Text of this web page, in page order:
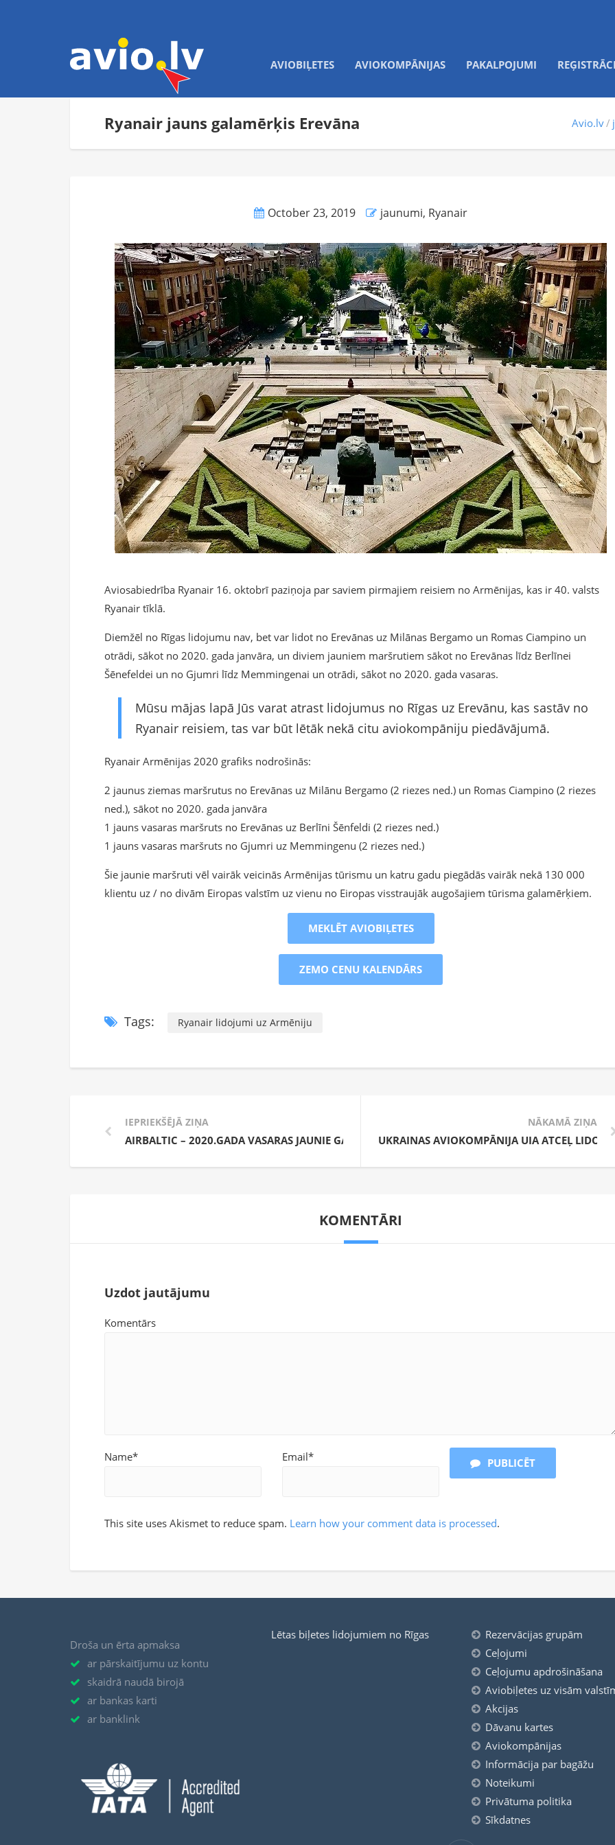
AVIOBIĻETES AVIOKOMPĀNIJAS PAKALPOJUMI
Ryanair jauns galamērķis Erevāna Avio.lv
October 23, 2019 jaunumi, Ryanair
Aviosabiedrība Ryanair 16. oktobrī paziņoja par saviem pirmajiem reisiem no Armēnijas, kas ir 40. valsts
Ryanair tīklā.
Diemžēl no Rīgas lidojumu nav, bet var lidot no Erevānas uz Milānas Bergamo un Romas Ciampino un
otrādi, sākot no 2020. gada janvāra, un diviem jauniem maršrutiem sākot no Erevānas līdz Berlīnei
Šēnefeldei un no Gjumri līdz Memmingenai un otrādi, sākot no 2020. gada vasaras.
Mūsu mājas lapā Jūs varat atrast lidojumus no Rīgas uz Erevānu, kas sastāv no
Ryanair reisiem, tas var būt lētāk nekā citu aviokompāniju piedāvājumā.
Ryanair Armēnijas 2020 grafiks nodrošinās:
2 jaunus ziemas maršrutus no Erevānas uz Milānu Bergamo (2 riezes ned.) un Romas Ciampino (2 riezes
ned.), sākot no 2020. gada janvāra
1 jauns vasaras maršruts no Erevānas uz Berlīni Šēnfeldi (2 riezes ned.)
1 jauns vasaras maršruts no Gjumri uz Memmingenu (2 riezes ned.)
Šie jaunie maršruti vēl vairāk veicinās Armēnijas tūrismu un katru gadu piegādās vairāk nekā 130 000
klientu uz / no divām Eiropas valstīm uz vienu no Eiropas visstraujāk augošajiem tūrisma galamērķiem.
MEKLĒT AVIOBIĻETES
ZEMO CENU KALENDĀRS
Tags: Ryanair lidojumi uz Armēniju
IEPRIEKŠĒJĀ ZIŅA
AIRBALTIC – 2020.GADA VASARAS JAUNIE GALAMĒRĶI
NĀKAMĀ ZIŅA
UKRAINAS AVIOKOMPĀNIJA UIA ATCEĻ
KOMENTĀRI
Uzdot jautājumu
Komentārs
Name* Email* PUBLICĒT
This site uses Akismet to reduce spam. Learn how your comment data is processed.
Droša un ērta apmaksa
ar pārskaitījumu uz kontu
skaidrā naudā birojā
ar bankas karti
ar banklink
Lētas biļetes lidojumiem no Rīgas
Rezervācijas grupām
Ceļojumi
Ceļojumu apdrošināšana
Aviobiļetes uz visām
Akcijas
Dāvanu kartes
Aviokompānijas
Informācija par bagāžu
Noteikumi
Privātuma politika
Sīkdatnes